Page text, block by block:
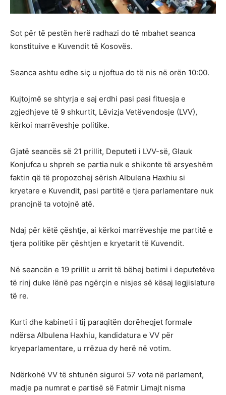
Sot për të pestën herë radhazi do të mbahet seanca
konstituive e Kuvendit të Kosovës.
Seanca ashtu edhe siç u njoftua do të nis në orën 10:00.
Kujtojmë se shtyrja e saj erdhi pasi pasi fituesja e
zgjedhjeve të 9 shkurtit, Lëvizja Vetëvendosje (LVV),
kërkoi marrëveshje politike.
Gjatë seancës së 21 prillit, Deputeti i LVV-së, Glauk
Konjufca u shpreh se partia nuk e shikonte të arsyeshëm
faktin që të propozohej sërish Albulena Haxhiu si
kryetare e Kuvendit, pasi partitë e tjera parlamentare nuk
pranojnë ta votojnë atë.
Ndaj për këtë çështje, ai kërkoi marrëveshje me partitë e
tjera politike për çështjen e kryetarit të Kuvendit.
Në seancën e 19 prillit u arrit të bëhej betimi i deputetëve
të rinj duke lënë pas ngërçin e nisjes së kësaj legjislature
të re.
Kurti dhe kabineti i tij paraqitën dorëheqjet formale
ndërsa Albulena Haxhiu, kandidatura e VV për
kryeparlamentare, u rrëzua dy herë në votim.
Ndërkohë VV të shtunën siguroi 57 vota në parlament,
madje pa numrat e partisë së Fatmir Limajt nisma